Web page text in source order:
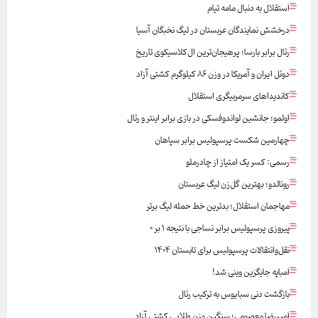
استقلال به دنبال مامه تیام
درخشش نمایندگان عربستان در لیگ نخبگان آسیا
رئال برابر بارسا؛ پرهیجان‌‌ترین ال‌کلاسیکوی تاریخ
دوئل ایران و آمریکا در وزن ۸۶ کیلوگرم کشتی آزاد
کاندیداهای سرمربیگری استقلال
اولمو؛ جانشین لواندوفسکی در بازی برابر اینتر و رئال
چهارمین شکست پرسپولیس برابر سپاهان
رسمی: کسر یک امتیاز از چادرملو
رونالدو؛ بهترین گل‌زن لیگ عربستان
مهاجمان استقلال؛ بدترین خط حمله لیگ برتر
پیروزی پرسپولیس برابر نساجی با نتیجه ۱ بر ۰
نقل‌وانتقالات پرسپولیس برای تابستان ۱۴۰۴
امباپه جایگزین وینی شد!
بازگشت دنی سبایوس به ترکیب رئال